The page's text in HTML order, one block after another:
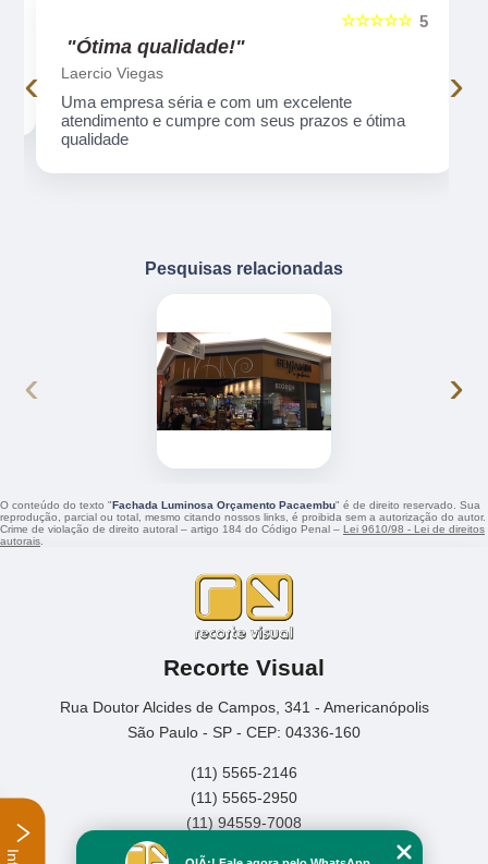
5
☆☆☆☆☆
"Ótima qualidade!"
Laercio Viegas
Uma empresa séria e com um excelente
atendimento e cumpre com seus prazos e ótima
qualidade
‹ ›
Pesquisas relacionadas
‹ ›
O conteúdo do texto "Fachada Luminosa Orçamento Pacaembu" é de direito reservado. Sua
reprodução, parcial ou total, mesmo citando nossos links, é proibida sem a autorização do autor.
Crime de violação de direito autoral – artigo 184 do Código Penal – Lei 9610/98 - Lei de direitos
autorais
Recorte Visual
Rua Doutor Alcides de Campos, 341 - Americanópolis
São Paulo - SP - CEP: 04336-160
(11) 5565-2146
(11) 5565-2950
(11) 94559-7008